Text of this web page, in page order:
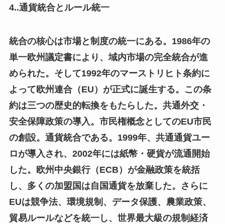
4..通貨統合とルール統一
統合の核心は市場と制度の統一にある。1986年の
単一欧州議定書により、域内市場の完全統合が進
められた。そして1992年のマーストリヒト条約に
よって欧州連合（EU）が正式に誕生する。この条
約は三つの歴史的転換をもたらした。共通外交・
安全保障政策の導入。市民権概念としてのEU市民
の創設。通貨統合である。1999年、共通通貨ユー
ロが導入され、2002年には紙幣・硬貨が流通開始
した。欧州中央銀行（ECB）が金融政策を統括
し、多くの加盟国は自国通貨を放棄した。さらに
EUは競争法、環境規制、データ保護、農業政策、
貿易ルールなどを統一し、世界最大級の規制経済